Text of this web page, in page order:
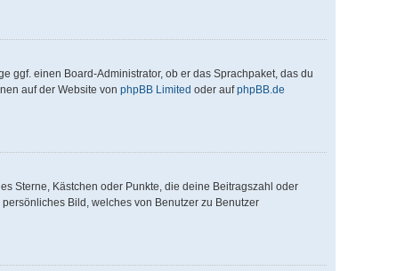
ggf. einen Board-Administrator, ob er das Sprachpaket, das du
auf der Website von phpBB Limited oder aufphpBB.de
Sterne, Kästchen oder Punkte, die deine Beitragszahl oder
Bild, welches von Benutzer zu Benutzer